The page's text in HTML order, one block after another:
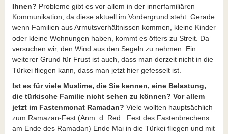
Ihnen? Probleme gibt es vor allem in der innerfamiliären
Kommunikation, da diese aktuell im Vordergrund steht. Gerade
wenn Familien aus Armutsverhältnissen kommen, kleine Kinder
oder kleine Wohnungen haben, kommt es öfters zu Streit. Da
versuchen wir, den Wind aus den Segeln zu nehmen. Ein
weiterer Grund für Frust ist auch, dass man derzeit nicht in die
Türkei fliegen kann, dass man jetzt hier gefesselt ist.
Ist es für viele Muslime, die Sie kennen, eine Belastung,
die türkische Familie nicht sehen zu können? Vor allem
jetzt im Fastenmonat Ramadan? Viele wollten hauptsächlich
zum Ramazan-Fest (Anm. d. Red.: Fest des Fastenbrechens
am Ende des Ramadan) Ende Mai in die Türkei fliegen und mit